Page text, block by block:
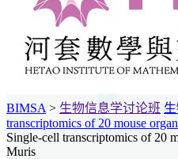
BIMSA > 生物信息学讨论班
transcriptomics of 20 mouse
Single-cell transcriptomics of 20
Muris